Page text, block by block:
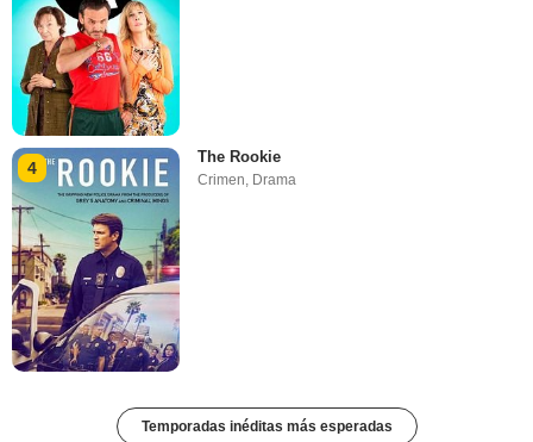
4
The Rookie
Crimen Drama
Temporadas inéditas más esperadas